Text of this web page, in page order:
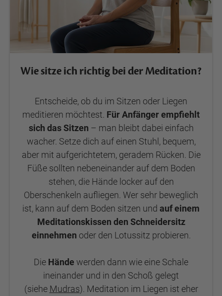
Wie sitze ich richtig bei der Meditation?
Entscheide, ob du im Sitzen oder Liegen
meditieren möchtest. Für Anfänger empfiehlt
sich das Sitzen – man bleibt dabei einfach
wacher. Setze dich auf einen Stuhl, bequem,
aber mit aufgerichtetem, geradem Rücken. Die
Füße sollten nebeneinander auf dem Boden
stehen, die Hände locker auf den
Oberschenkeln aufliegen. Wer sehr beweglich
ist, kann auf dem Boden sitzen und auf einem
Meditationskissen den Schneidersitz
einnehmen oder den Lotussitz probieren.
Die Hände werden dann wie eine Schale
ineinander und in den Schoß gelegt
(siehe Mudras). Meditation im Liegen ist eher